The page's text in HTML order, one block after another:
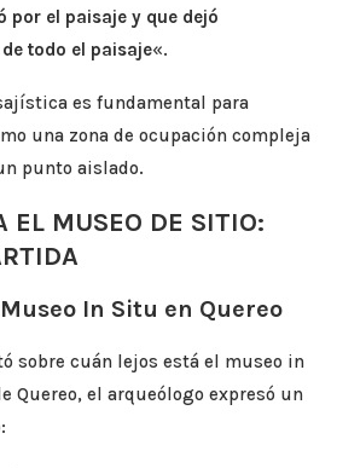
por el paisaje y que dejó
todo el paisaje«.
es fundamental para
una zona de ocupación compleja
punto aislado.
EL MUSEO DE SITIO:
In Situ en Quereo
sobre cuán lejos está el museo in
Quereo, el arqueólogo expresó un